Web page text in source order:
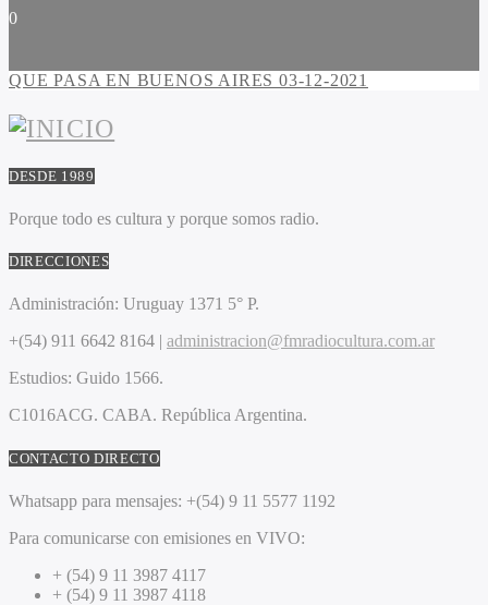
0
QUE PASA EN BUENOS AIRES 03-12-2021
DESDE 1989
Porque todo es cultura y porque somos radio.
DIRECCIONES
Administración: Uruguay 1371 5° P.
+(54) 911 6642 8164 | administracion@fmradiocultura.com.ar
Estudios: Guido 1566.
C1016ACG. CABA. República Argentina.
CONTACTO DIRECTO
Whatsapp para mensajes: +(54) 9 11 5577 1192
Para comunicarse con emisiones en VIVO:
+ (54) 9 11 3987 4117
+ (54) 9 11 3987 4118